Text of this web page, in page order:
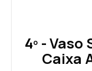
4º -
Caixa